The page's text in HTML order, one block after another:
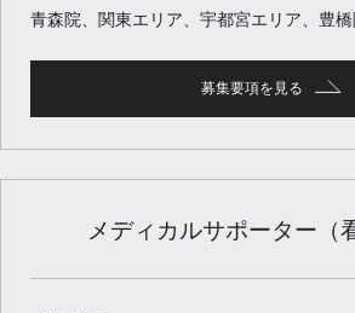
青森院、関東エリア、宇都宮エリア、豊
募集要項を見る
メディカルサポーター（